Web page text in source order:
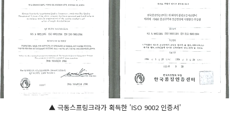
▲ 극동스프링크라가 획득한 'ISO 9002 인증서'